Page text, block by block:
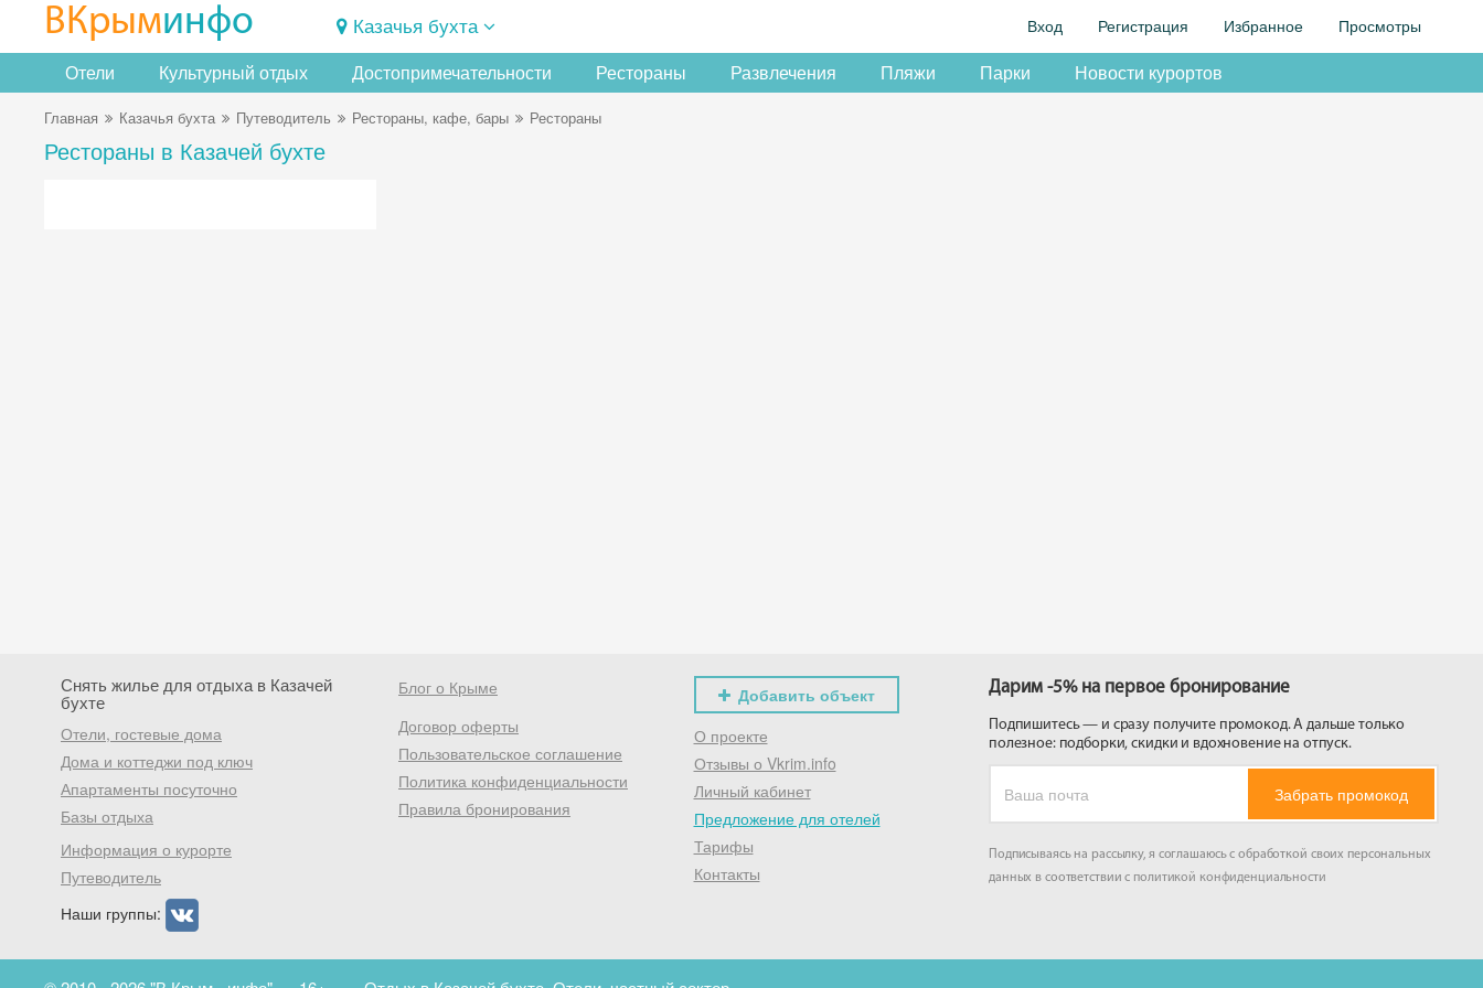
ВКрыминфо Казачья бухта Вход Регистрация Избранное Просмотры
Отели Культурный отдых Достопримечательности Рестораны Развлечения Пляжи Парки Новости курортов
Главная Казачья бухта Путеводитель Рестораны, кафе, бары Рестораны
Рестораны в Казачей бухте
Снять жилье для отдыха в Казачей
бухте
Отели, гостевые дома
Дома и коттеджи под ключ
Апартаменты посуточно
Базы отдыха
Информация о курорте
Путеводитель
Наши группы:
Блог о Крыме
Договор оферты
Пользовательское соглашение
Политика конфиденциальности
Правила бронирования
Добавить объект
О проекте
Отзывы о Vkrim.info
Личный кабинет
Предложение для отелей
Тарифы
Контакты
Дарим -5% на первое бронирование
Подпишитесь — и сразу получите промокод. А дальше только
полезное: подборки, скидки и вдохновение на отпуск.
Забрать промокод
Подписываясь на рассылку, я соглашаюсь с обработкой своих персональных
данных в соответствии с политикой конфиденциальности